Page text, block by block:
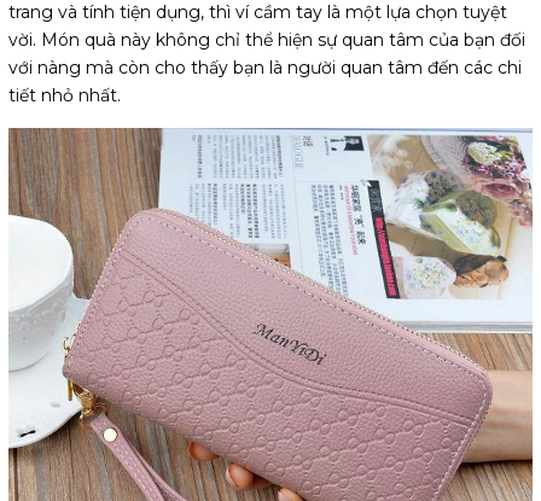
trang và tính tiện dụng, thì ví cầm tay là một lựa chọn tuyệt
vời. Món quà này không chỉ thể hiện sự quan tâm của bạn đối
với nàng mà còn cho thấy bạn là người quan tâm đến các chi
tiết nhỏ nhất.